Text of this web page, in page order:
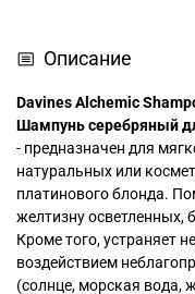
Описание
Davines Alchemic
Шампунь серебряный
- предназначен для
натуральных или
платинового блонда.
желтизну осветленных,
Кроме того, устраняет
воздействием
(солнце, морская вода,